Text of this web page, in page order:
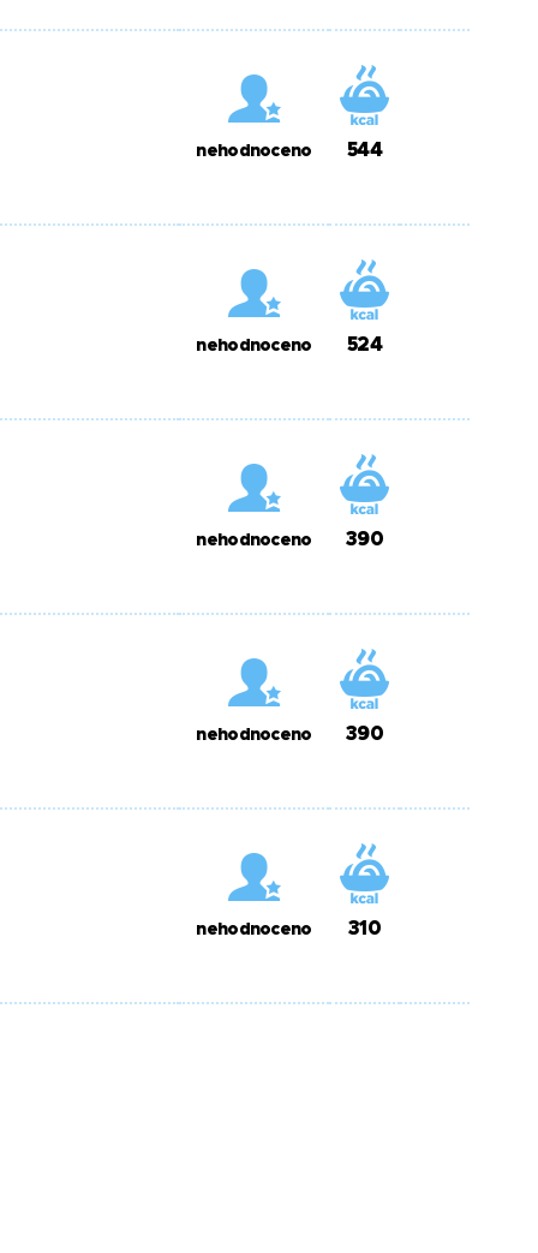
nehodnoceno 544
nehodnoceno 524
nehodnoceno 390
nehodnoceno 390
nehodnoceno 310